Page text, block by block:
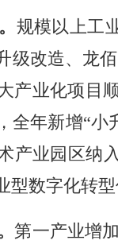
规模以上工
级改造、龙佰
产业化项目
全年新增“小
产业园区纳
型数字化转
第一产业增